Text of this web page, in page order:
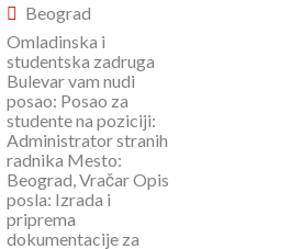
Beograd
Omladinska i
studentska zadruga
Bulevar vam nudi
posao: Posao za
studente na poziciji:
Administrator stranih
radnika Mesto:
Beograd, Vračar Opis
posla: Izrada i
priprema
dokumentacije za